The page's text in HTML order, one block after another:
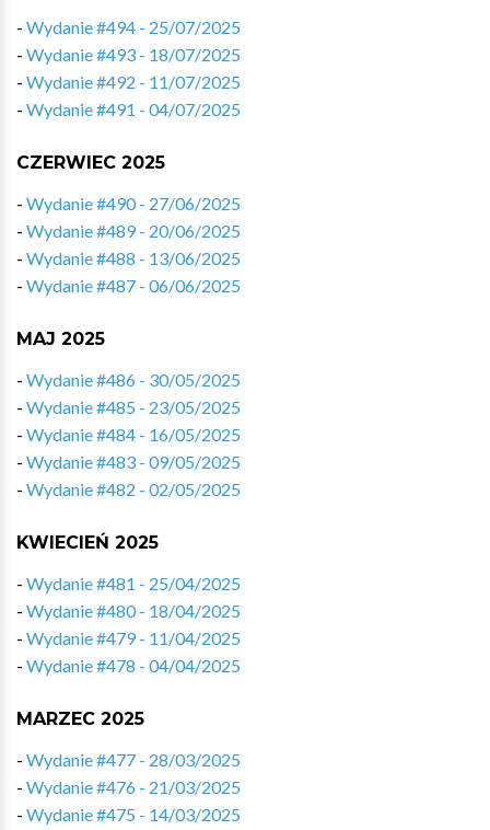
- Wydanie #494 - 25/07/2025
- Wydanie #493 - 18/07/2025
- Wydanie #492 - 11/07/2025
- Wydanie #491 - 04/07/2025
CZERWIEC 2025
- Wydanie #490 - 27/06/2025
- Wydanie #489 - 20/06/2025
- Wydanie #488 - 13/06/2025
- Wydanie #487 - 06/06/2025
MAJ 2025
- Wydanie #486 - 30/05/2025
- Wydanie #485 - 23/05/2025
- Wydanie #484 - 16/05/2025
- Wydanie #483 - 09/05/2025
- Wydanie #482 - 02/05/2025
KWIECIEŃ 2025
- Wydanie #481 - 25/04/2025
- Wydanie #480 - 18/04/2025
- Wydanie #479 - 11/04/2025
- Wydanie #478 - 04/04/2025
MARZEC 2025
- Wydanie #477 - 28/03/2025
- Wydanie #476 - 21/03/2025
- Wydanie #475 - 14/03/2025